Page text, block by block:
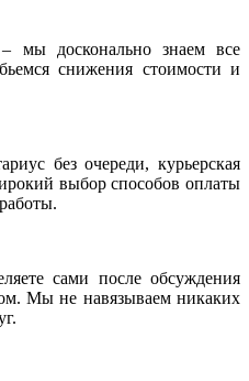
мы досконально знаем все
снижения стоимости и
без очереди, курьерская
выбор способов оплаты
сами после обсуждения
Мы не навязываем никаких